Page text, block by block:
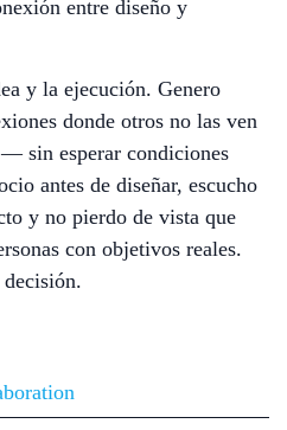
entre diseño y
y la ejecución. Genero
donde otros no las ven
sin esperar condiciones
antes de diseñar, escucho
y no pierdo de vista que
con objetivos reales.